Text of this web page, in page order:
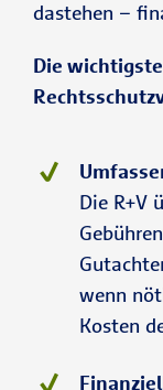
dastehen –
Die
Die R+V
wenn
Kosten